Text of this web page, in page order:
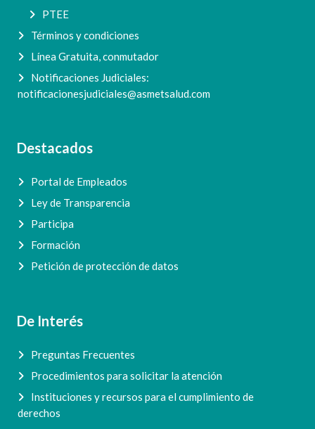
PTEE
Términos y condiciones
Línea Gratuita, conmutador
Notificaciones Judiciales:
notificacionesjudiciales@asmetsalud.com
Destacados
Portal de Empleados
Ley de Transparencia
Participa
Formación
Petición de protección de datos
De Interés
Preguntas Frecuentes
Procedimientos para solicitar la atención
Instituciones y recursos para el cumplimiento de
derechos